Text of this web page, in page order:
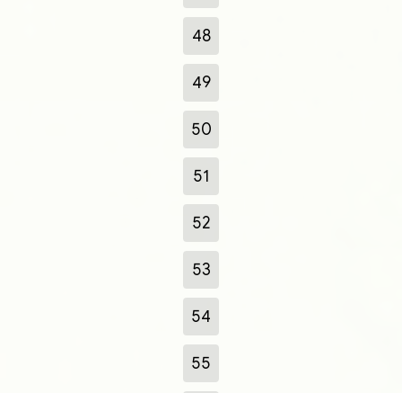
48
49
50
51
52
53
54
55